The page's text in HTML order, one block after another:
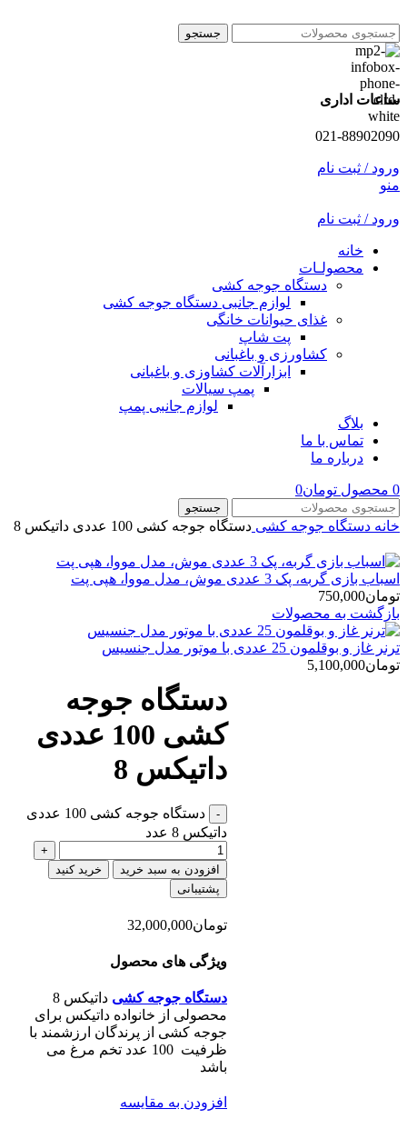
جستجو
ساعات اداری
021-88902090
ورود / ثبت نام
منو
ورود / ثبت نام
خانه
محصولـات
دستگاه جوجه کشی
لوازم جانبی دستگاه جوجه کشی
غذای حیوانات خانگی
پت شاپ
کشاورزی و باغبانی
ابزارآلات کشاوزی و باغبانی
پمپ سیالات
لوازم جانبی پمپ
بلاگ
تماس با ما
درباره ما
0 محصول تومان0
جستجو
خانه دستگاه جوجه کشی دستگاه جوجه کشی 100 عددی داتیکس 8
اسباب بازی گربه، پک 3 عددی موش، مدل مووا، هپی پت
تومان750,000
بازگشت به محصولات
ترنر غاز و بوقلمون 25 عددی با موتور مدل جنسیس
تومان5,100,000
دستگاه جوجه
کشی 100 عددی
داتیکس 8
دستگاه جوجه کشی 100 عددی
داتیکس 8 عدد
افزودن به سبد خرید
خرید کنید
پشتیبانی
تومان32,000,000
ویژگی های محصول
دستگاه جوجه کشی
داتیکس 8
محصولی از خانواده داتیکس برای
جوجه کشی از پرندگان ارزشمند با
ظرفیت 100 عدد تخم مرغ می
باشد
افزودن به مقایسه